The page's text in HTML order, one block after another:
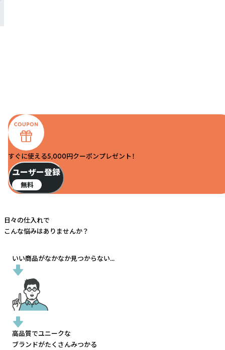
すぐに使える5,000円クーポンプレゼント！
ユーザー登録
無料
日々の仕入れで
こんな悩みはありませんか？
いい商品がなかなか見つからない...
高品質でユニークな
ブランドがたくさんみつかる